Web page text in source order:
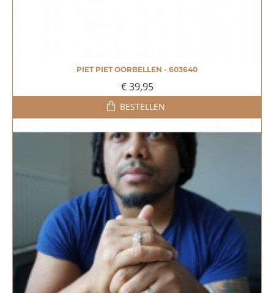
MEEST VERKOCHT!
PIET PIET OORBELLEN - 603640
€ 39,95
BESTELLEN